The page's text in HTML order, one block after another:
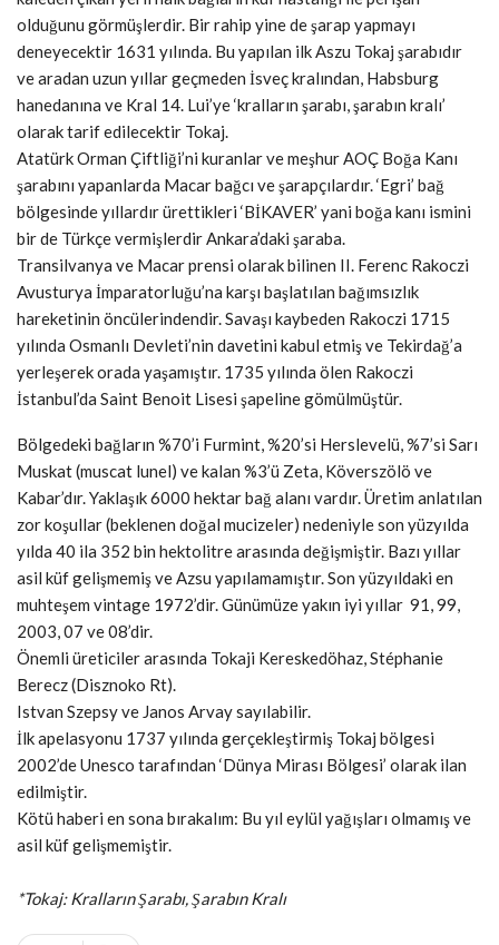
olduğunu görmüşlerdir. Bir rahip yine de şarap yapmayı
deneyecektir 1631 yılında. Bu yapılan ilk Aszu Tokaj şarabıdır
ve aradan uzun yıllar geçmeden İsveç kralından, Habsburg
hanedanına ve Kral 14. Lui’ye ‘kralların şarabı, şarabın kralı’
olarak tarif edilecektir Tokaj.
Atatürk Orman Çiftliği’ni kuranlar ve meşhur AOÇ Boğa Kanı
şarabını yapanlarda Macar bağcı ve şarapçılardır. ‘Egri’ bağ
bölgesinde yıllardır ürettikleri ‘BİKAVER’ yani boğa kanı ismini
bir de Türkçe vermişlerdir Ankara’daki şaraba.
Transilvanya ve Macar prensi olarak bilinen II. Ferenc Rakoczi
Avusturya İmparatorluğu’na karşı başlatılan bağımsızlık
hareketinin öncülerindendir. Savaşı kaybeden Rakoczi 1715
yılında Osmanlı Devleti’nin davetini kabul etmiş ve Tekirdağ’a
yerleşerek orada yaşamıştır. 1735 yılında ölen Rakoczi
İstanbul’da Saint Benoit Lisesi şapeline gömülmüştür.
Bölgedeki bağların %70’i Furmint, %20’si Herslevelü, %7’si Sarı
Muskat (muscat lunel) ve kalan %3’ü Zeta, Köverszölö ve
Kabar’dır. Yaklaşık 6000 hektar bağ alanı vardır. Üretim anlatılan
zor koşullar (beklenen doğal mucizeler) nedeniyle son yüzyılda
yılda 40 ila 352 bin hektolitre arasında değişmiştir. Bazı yıllar
asil küf gelişmemiş ve Azsu yapılamamıştır. Son yüzyıldaki en
muhteşem vintage 1972’dir. Günümüze yakın iyi yıllar 91, 99,
2003, 07 ve 08’dir.
Önemli üreticiler arasında Tokaji Kereskedöhaz, Stéphanie
Berecz (Disznoko Rt).
Istvan Szepsy ve Janos Arvay sayılabilir.
İlk apelasyonu 1737 yılında gerçekleştirmiş Tokaj bölgesi
2002’de Unesco tarafından ‘Dünya Mirası Bölgesi’ olarak ilan
edilmiştir.
Kötü haberi en sona bırakalım: Bu yıl eylül yağışları olmamış ve
asil küf gelişmemiştir.
*Tokaj: Kralların Şarabı, Şarabın Kralı